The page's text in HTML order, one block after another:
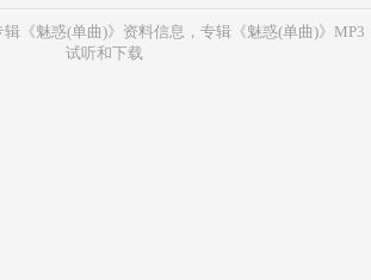
《魅惑(单曲)》资料信息，专辑《魅惑(单曲)》MP3
试听和下载